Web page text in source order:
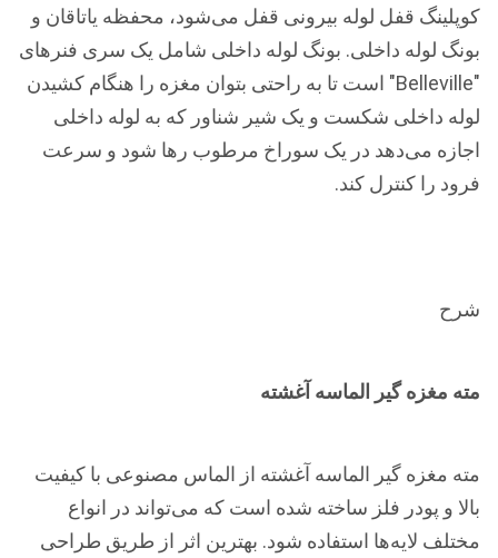
کوپلینگ قفل لوله بیرونی قفل می‌شود، محفظه یاتاقان و
بونگ لوله داخلی. بونگ لوله داخلی شامل یک سری فنرهای
"Belleville" است تا به راحتی بتوان مغزه را هنگام کشیدن
لوله داخلی شکست و یک شیر شناور که به لوله داخلی
اجازه می‌دهد در یک سوراخ مرطوب رها شود و سرعت
فرود را کنترل کند.
شرح
مته مغزه گیر الماسه آغشته
مته مغزه گیر الماسه آغشته از الماس مصنوعی با کیفیت
بالا و پودر فلز ساخته شده است که می‌تواند در انواع
مختلف لایه‌ها استفاده شود. بهترین اثر از طریق طراحی